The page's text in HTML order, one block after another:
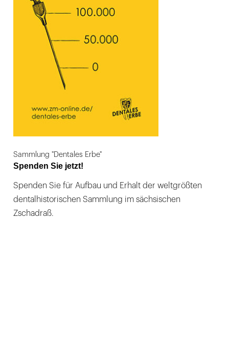
Sammlung "Dentales Erbe"
Spenden Sie jetzt!
Spenden Sie für Aufbau und Erhalt der weltgrößten
dentalhistorischen Sammlung im sächsischen
Zschadraß.